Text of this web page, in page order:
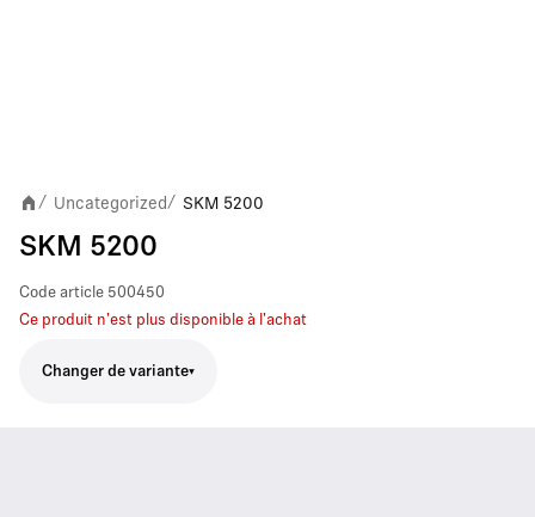
/ Uncategorized / SKM 5200
SKM 5200
Code article 500450
Ce produit n'est plus disponible à l'achat
Changer de variante